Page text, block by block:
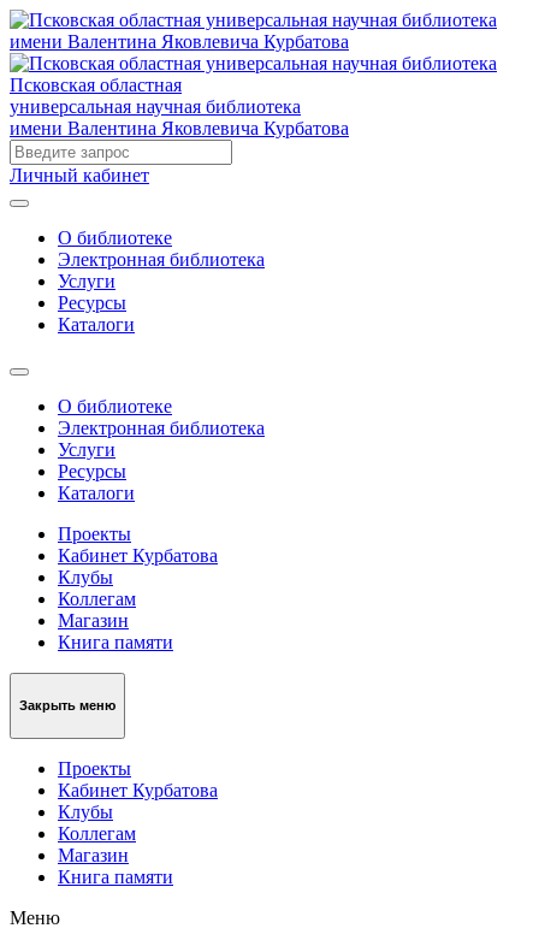
Псковская областная
универсальная научная библиотека
имени Валентина Яковлевича Курбатова
Личный кабинет
О библиотеке
Электронная библиотека
Услуги
Ресурсы
Каталоги
О библиотеке
Электронная библиотека
Услуги
Ресурсы
Каталоги
Проекты
Кабинет Курбатова
Клубы
Коллегам
Магазин
Книга памяти
Закрыть меню
Проекты
Кабинет Курбатова
Клубы
Коллегам
Магазин
Книга памяти
Меню